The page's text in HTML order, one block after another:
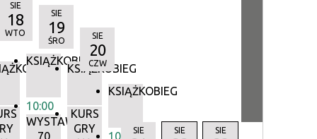
SIE
18
WTO
KSIĄŻKOBIEG
10:00
WYSTAWA:
70
SIE
19
ŚRO
KSIĄŻKOBIEG
KURS
GRY
SIE
20
CZW
KSIĄŻKOBIEG
10:00SIE SIE SIE